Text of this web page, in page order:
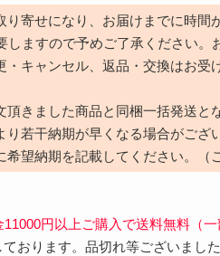
寄せになり、お届けまでに時間
ますので予めご了承ください。
キャンセル、返品・交換はお受
きました商品と同梱一括発送と
若干納期が早くなる場合がござ
望納期を記載してください。（
円以上ご購入で送料無料（一
おります。品切れ等ございまし